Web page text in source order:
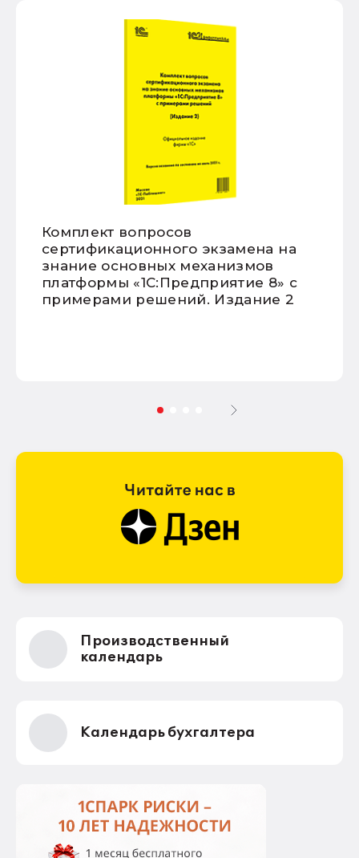
Комплект вопросов
сертификационного экзамена на
знание основных механизмов
платформы «1С:Предприятие 8» с
примерами решений. Издание 2
Производственный
календарь
Календарь бухгалтера